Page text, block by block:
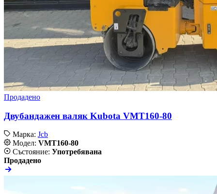
Продадено
Двубандажен валяк Kubota VMT160-80
Марка: Jcb
Модел: VMT160-80
Състояние: Употребявана
Продадено